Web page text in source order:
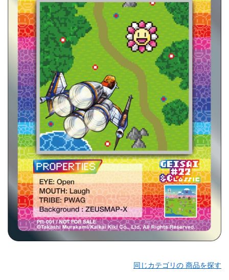
同じカテゴリの 商品を探す